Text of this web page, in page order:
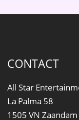
CONTACT
All Star
La Palma 58
1505 VN